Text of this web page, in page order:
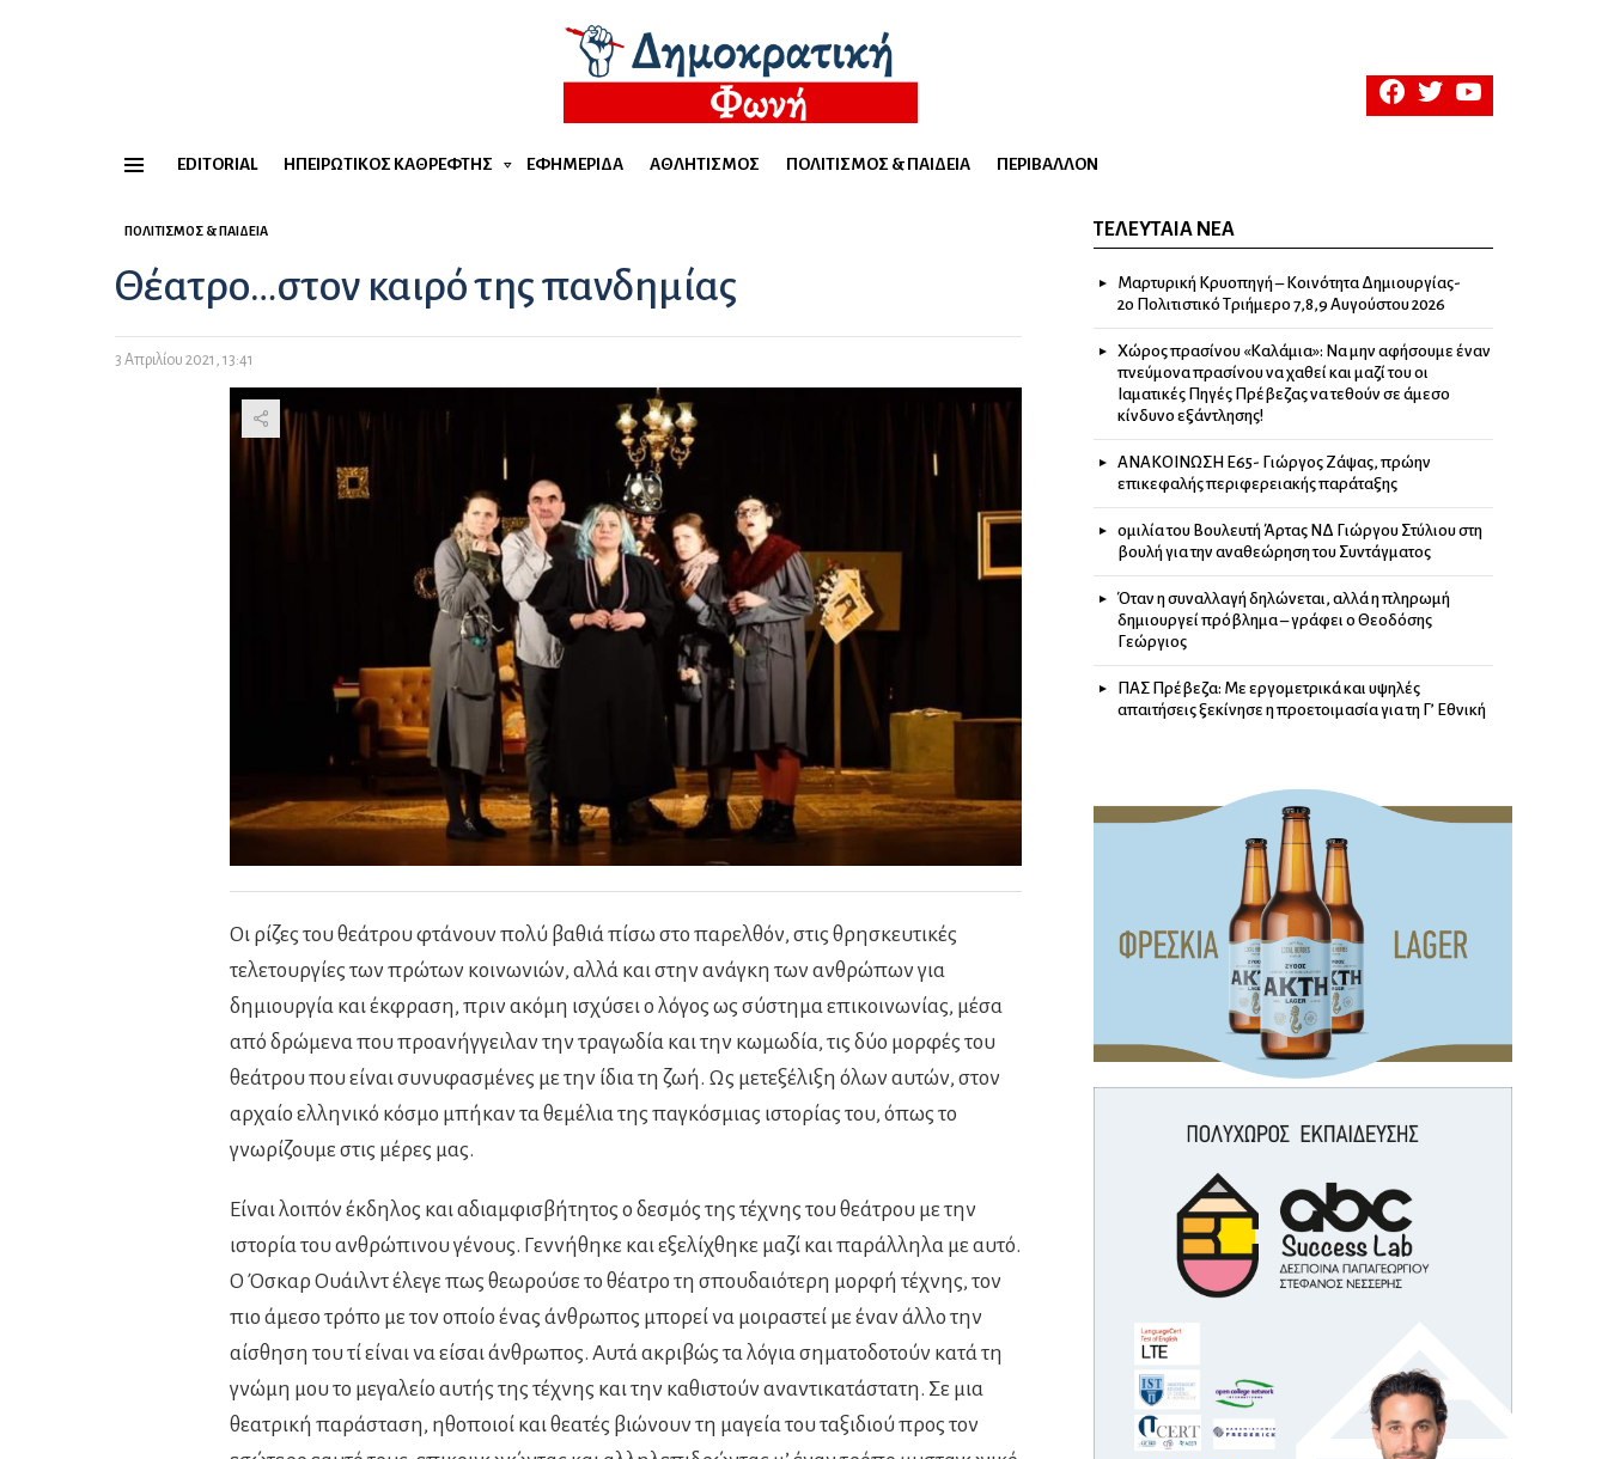
facebooktwitteryoutube
EDITORIAL ΗΠΕΙΡΏΤΙΚΟΣ ΚΑΘΡΈΦΤΗΣ ΕΦΗΜΕΡΊΔΑ ΑΘΛΗΤΙΣΜΌΣ ΠΟΛΙΤΙΣΜΌΣ & ΠΑΙΔΕΊΑ ΠΕΡΙΒΆΛΛΟΝ
ΠΟΛΙΤΙΣΜΌΣ & ΠΑΙΔΕΊΑ
Θέατρο…στον καιρό της πανδημίας
3 Απριλίου 2021, 13:41
Οι ρίζες του θεάτρου φτάνουν πολύ βαθιά πίσω στο παρελθόν, στις θρησκευτικές
τελετουργίες των πρώτων κοινωνιών, αλλά και στην ανάγκη των ανθρώπων για
δημιουργία και έκφραση, πριν ακόμη ισχύσει ο λόγος ως σύστημα επικοινωνίας, μέσα
από δρώμενα που προανήγγειλαν την τραγωδία και την κωμωδία, τις δύο μορφές του
θεάτρου που είναι συνυφασμένες με την ίδια τη ζωή. Ως μετεξέλιξη όλων αυτών, στον
αρχαίο ελληνικό κόσμο μπήκαν τα θεμέλια της παγκόσμιας ιστορίας του, όπως το
γνωρίζουμε στις μέρες μας.
Είναι λοιπόν έκδηλος και αδιαμφισβήτητος ο δεσμός της τέχνης του θεάτρου με την
ιστορία του ανθρώπινου γένους. Γεννήθηκε και εξελίχθηκε μαζί και παράλληλα με αυτό.
Ο Όσκαρ Ουάιλντ έλεγε πως θεωρούσε το θέατρο τη σπουδαιότερη μορφή τέχνης, τον
πιο άμεσο τρόπο με τον οποίο ένας άνθρωπος μπορεί να μοιραστεί με έναν άλλο την
αίσθηση του τί είναι να είσαι άνθρωπος. Αυτά ακριβώς τα λόγια σηματοδοτούν κατά τη
γνώμη μου το μεγαλείο αυτής της τέχνης και την καθιστούν αναντικατάστατη. Σε μια
θεατρική παράσταση, ηθοποιοί και θεατές βιώνουν τη μαγεία του ταξιδιού προς τον
ΤΕΛΕΥΤΑΊΑ ΝΈΑ
Μαρτυρική Κρυοπηγή – Κοινότητα Δημιουργίας-
2ο Πολιτιστικό Τριήμερο 7,8,9 Αυγούστου 2026
Χώρος πρασίνου «Καλάμια»: Να μην αφήσουμε έναν
πνεύμονα πρασίνου να χαθεί και μαζί του οι
Ιαματικές Πηγές Πρέβεζας να τεθούν σε άμεσο
κίνδυνο εξάντλησης!
ΑΝΑΚΟΙΝΩΣΗ Ε65- Γιώργος Ζάψας, πρώην
επικεφαλής περιφερειακής παράταξης
ομιλία του Βουλευτή Άρτας ΝΔ Γιώργου Στύλιου στη
βουλή για την αναθεώρηση του Συντάγματος
Όταν η συναλλαγή δηλώνεται, αλλά η πληρωμή
δημιουργεί πρόβλημα – γράφει ο Θεοδόσης
Γεώργιος
ΠΑΣ Πρέβεζα: Με εργομετρικά και υψηλές
απαιτήσεις ξεκίνησε η προετοιμασία για τη Γ’ Εθνική